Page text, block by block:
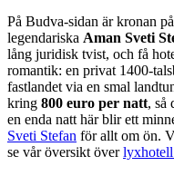
På Budva-sidan är kronan
legendariska Aman Sveti
lång juridisk tvist, och få
romantik: en privat 1400-
fastlandet via en smal
kring 800 euro per natt, så
en enda natt här blir ett
Sveti Stefan för allt om ön.
se vår översikt över